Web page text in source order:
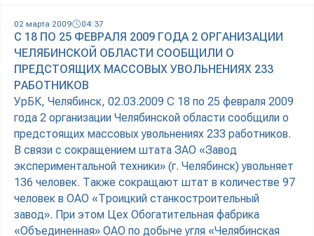
02 марта 2009 04:37
С 18 ПО 25 ФЕВРАЛЯ 2009 ГОДА 2 ОРГАНИЗАЦИИ
ЧЕЛЯБИНСКОЙ ОБЛАСТИ СООБЩИЛИ О
ПРЕДСТОЯЩИХ МАССОВЫХ УВОЛЬНЕНИЯХ 233
РАБОТНИКОВ
УрБК, Челябинск, 02.03.2009 С 18 по 25 февраля 2009
года 2 организации Челябинской области сообщили о
предстоящих массовых увольнениях 233 работников.
В связи с сокращением штата ЗАО «Завод
экспериментальной техники» (г. Челябинск) увольняет
136 человек. Также сокращают штат в количестве 97
человек в ОАО «Троицкий станкостроительный
завод». При этом Цех Обогатительная фабрика
«Объединенная» ОАО по добыче угля «Челябинская